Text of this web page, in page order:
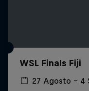
WSL Finals Fiji
27 Agosto – 4